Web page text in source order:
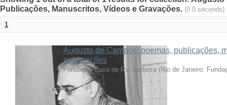
Publicações, Manuscritos, Vídeos e Gravações. (0.0 seconds)
1
Augusto de Campos: poemas, publicações,
publicações
Fundação Casa de Rui Barbosa (Rio de Janeiro: